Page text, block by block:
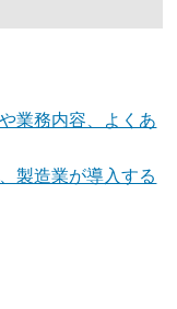
業務内容、よくあ
製造業が導入する